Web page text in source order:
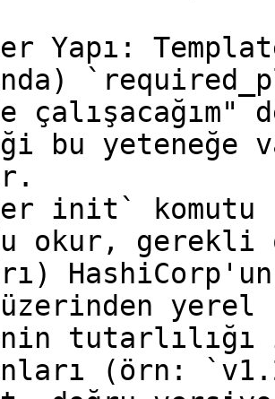
Yapı:
çalışacağım"
bu yeteneğe
init` komutu
okur,
üzerinden
(örn: